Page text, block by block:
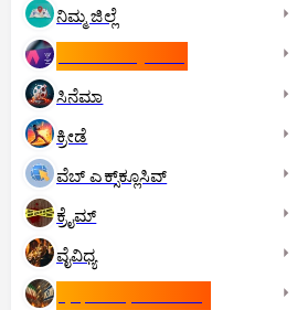
ನಿಮ್ಮ ಜಿಲ್ಲೆ
ಸಿನೆಮಾ
ಕ್ರೀಡೆ
ವೆಬ್ ಎಕ್ಸ್‌ಕ್ಲೂಸಿವ್
ಕ್ರೈಮ್
ವೈವಿಧ್ಯ